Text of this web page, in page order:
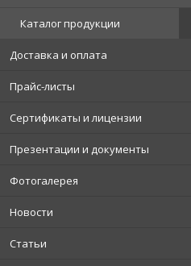
Каталог продукции
Доставка и оплата
Прайс-листы
Сертификаты и лицензии
Презентации и документы
Фотогалерея
Новости
Статьи